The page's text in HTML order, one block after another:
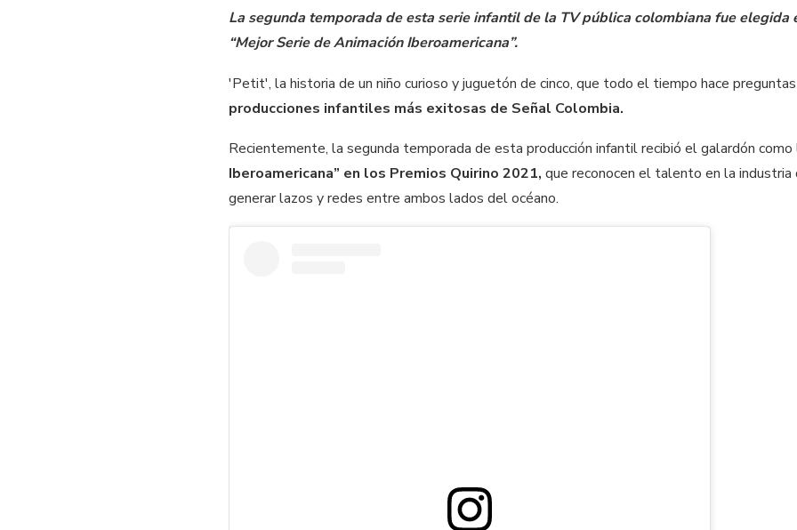
La segunda temporada de esta serie infantil de la TV pública colombiana fue elegida
“Mejor Serie de Animación Iberoamericana”.
'Petit', la historia de un niño curioso y juguetón de cinco, que todo el tiempo hace
producciones infantiles más exitosas de Señal Colombia.
Recientemente, la segunda temporada de esta producción infantil recibió el galardón como
Iberoamericana” en los Premios Quirino 2021, que reconocen el talento en la industria
generar lazos y redes entre ambos lados del océano.